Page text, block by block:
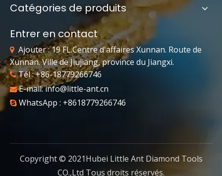
Catégories de produits
Entrer en contact
 Ajouter : 19 FL.Centre d'affaires Xunnan. Route de
Xunnan. Ville de Jiujiang, province du Jiangxi.
Tél : +86-18779266746
E-mail:info@little-ant.cn
 WhatsApp : +8618779266746
Copyright © 2021Hubei Little Ant Diamond Tools
CO.,Ltd Tous droits réservés.